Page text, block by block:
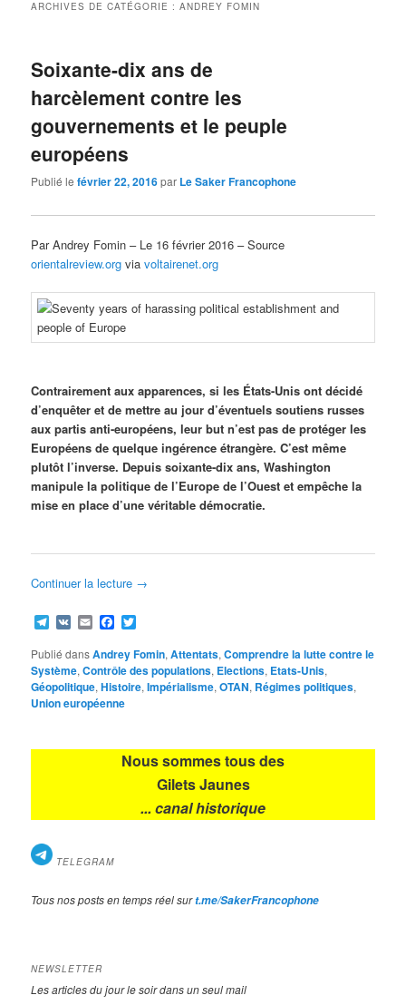
ARCHIVES DE CATÉGORIE :ANDREY FOMIN
Soixante-dix ans de
harcèlement contre les
gouvernements et le peuple
européens
Publié lefévrier 22, 2016par Le Saker Francophone
ParAndrey Fomin– Le 16 février 2016 – Source
orientalreview.org viavoltairenet.org
Contrairement aux apparences, si les États-Unis ont décidé
d’enquêter et de mettre au jour d’éventuels soutiens russes
aux partis anti-européens, leur but n’est pas de protéger les
Européens de quelque ingérence étrangère. C’est même
plutôt l’inverse. Depuis soixante-dix ans, Washington
manipule la politique de l’Europe de l’Ouest et empêche la
mise en place d’une véritable démocratie.
Continuer la lecture →
Telegram
VK EmailFacebook
Publié dansAndrey Fomin,Attentats,Comprendre la lutte contre le
Système,Contrôle des populations, Elections, Etats-Unis,
Géopolitique,Histoire,Impérialisme,OTAN, Régimes politiques,
Union européenne
Nous sommes tous des
Gilets Jaunes
... canal historique
TELEGRAM
Tous nos posts en temps réel surt.me/SakerFrancophone
NEWSLETTER
Les articles du jour le soir dans un seul mail